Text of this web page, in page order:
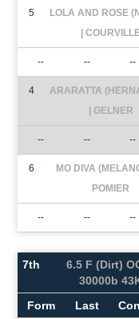
5
LOLA AND ROSE
|
-- -- --
4
ARARATTA
| GELNER
-- -- --
6
MO DIVA
POMIER
-- -- --
7th
6.5 F (Dirt)
30000b
Form Last